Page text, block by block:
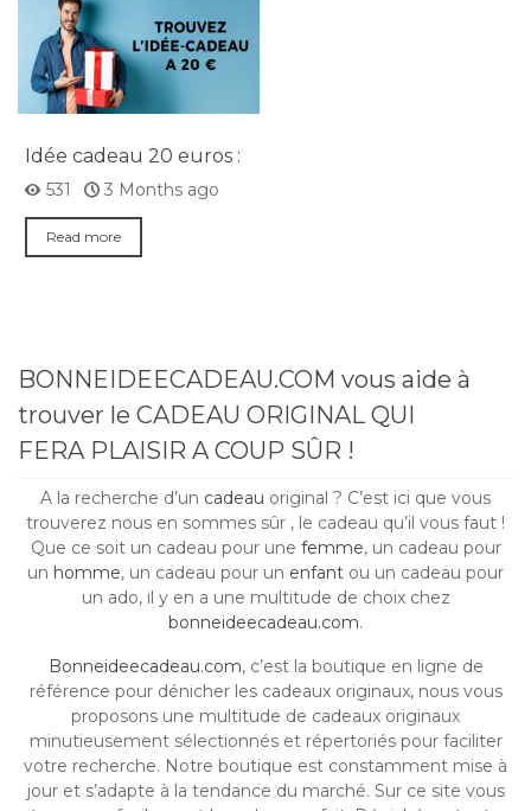
Idée cadeau 20 euros :
des suggestions qui
font vraiment plaisir
531 3 Months ago
Read more
BONNEIDEECADEAU.COM vous aide à
trouver le CADEAU ORIGINAL QUI
FERA PLAISIR A COUP SÛR !
A la recherche d’un cadeau original ? C’est ici que vous
trouverez nous en sommes sûr , le cadeau qu’il vous faut !
Que ce soit un cadeau pour une femme, un cadeau pour
un homme, un cadeau pour un enfant ou un cadeau pour
un ado, il y en a une multitude de choix chez
bonneideecadeau.com.
Bonneideecadeau.com, c’est la boutique en ligne de
référence pour dénicher les cadeaux originaux, nous vous
proposons une multitude de cadeaux originaux
minutieusement sélectionnés et répertoriés pour faciliter
votre recherche. Notre boutique est constamment mise à
jour et s’adapte à la tendance du marché. Sur ce site vous